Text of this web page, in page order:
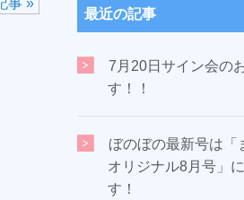
事 »
最近の記事
7月20日サイン会の
す！！
ぼのぼの最新号は「
オリジナル8月号」
す！